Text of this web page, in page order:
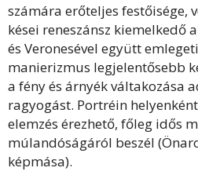
számára erőteljes festőisége,
kései reneszánsz kiemelkedő
és Veronesével együtt
manierizmus legjelentősebb
a fény és árnyék váltakozása
ragyogást. Portréin
elemzés érezhető, főleg idős
múlandóságáról beszél
képmása).